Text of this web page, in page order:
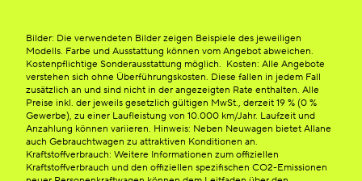
Bilder: Die verwendeten Bilder zeigen Beispiele des jeweiligen
Modells. Farbe und Ausstattung können vom Angebot abweichen.
Kostenpflichtige Sonderausstattung möglich. Kosten: Alle Angebote
verstehen sich ohne Überführungskosten. Diese fallen in jedem Fall
zusätzlich an und sind nicht in der angezeigten Rate enthalten. Alle
Preise inkl. der jeweils gesetzlich gültigen MwSt., derzeit 19 % (0 %
Gewerbe), zu einer Laufleistung von 10.000 km/Jahr. Laufzeit und
Anzahlung können variieren. Hinweis: Neben Neuwagen bietet Allane
auch Gebrauchtwagen zu attraktiven Konditionen an.
Kraftstoffverbrauch: Weitere Informationen zum offiziellen
Kraftstoffverbrauch und den offiziellen spezifischen CO2-Emissionen